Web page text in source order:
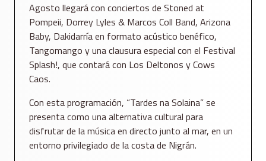
Agosto llegará con conciertos de Stoned at
Pompeii, Dorrey Lyles & Marcos Coll Band, Arizona
Baby, Dakidarría en formato acústico benéfico,
Tangomango y una clausura especial con el Festival
Splash!, que contará con Los Deltonos y Cows
Caos.
Con esta programación, “Tardes na Solaina” se
presenta como una alternativa cultural para
disfrutar de la música en directo junto al mar, en un
entorno privilegiado de la costa de Nigrán.